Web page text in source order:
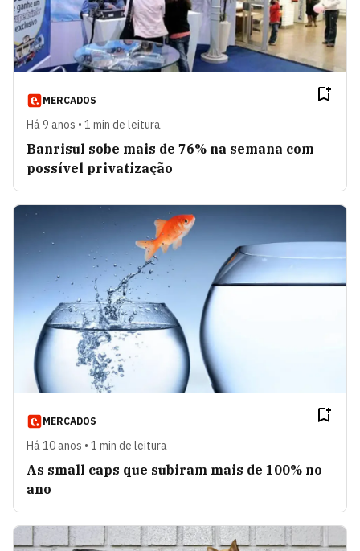
MERCADOS
Há 9 anos • 1 min de leitura
Banrisul sobe mais de 76% na semana com
possível privatização
MERCADOS
Há 10 anos • 1 min de leitura
As small caps que subiram mais de 100% no
ano